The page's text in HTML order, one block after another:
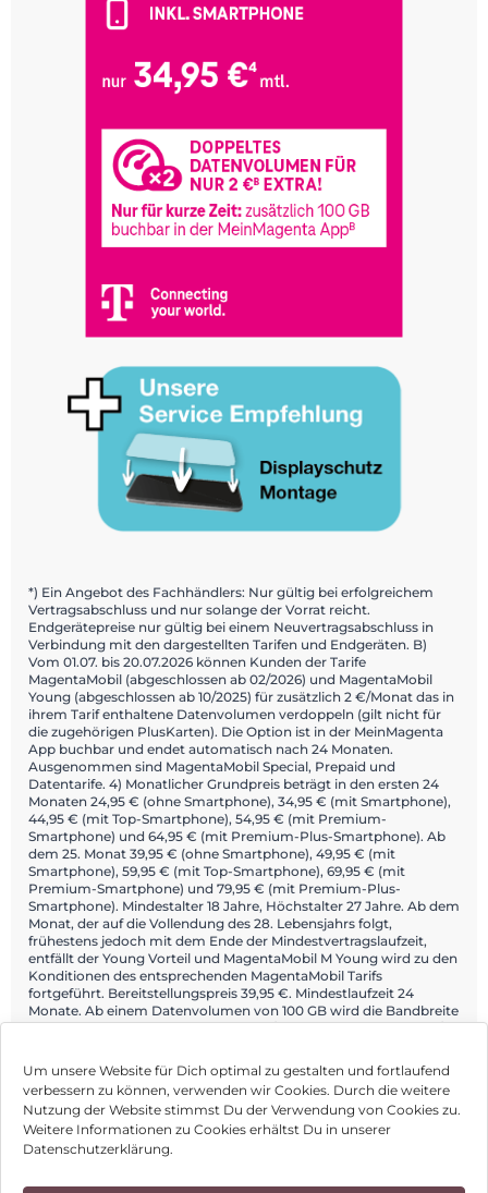
Um unsere Website für Dich optimal zu gestalten und fortlaufend
verbessern zu können, verwenden wir Cookies. Durch die weitere
Nutzung der Website stimmst Du der Verwendung von Cookies zu.
Weitere Informationen zu Cookies erhältst Du in unserer
Datenschutzerklärung.
*) Ein Angebot des Fachhändlers: Nur gültig bei erfolgreichem
Vertragsabschluss und nur solange der Vorrat reicht.
Endgerätepreise nur gültig bei einem Neuvertragsabschluss in
Verbindung mit den dargestellten Tarifen und Endgeräten. B)
Vom 01.07. bis 20.07.2026 können Kunden der Tarife
MagentaMobil (abgeschlossen ab 02/2026) und MagentaMobil
Young (abgeschlossen ab 10/2025) für zusätzlich 2 €/Monat das in
ihrem Tarif enthaltene Datenvolumen verdoppeln (gilt nicht für
die zugehörigen PlusKarten). Die Option ist in der MeinMagenta
App buchbar und endet automatisch nach 24 Monaten.
Ausgenommen sind MagentaMobil Special, Prepaid und
Datentarife. 4) Monatlicher Grundpreis beträgt in den ersten 24
Monaten 24,95 € (ohne Smartphone), 34,95 € (mit Smartphone),
44,95 € (mit Top-Smartphone), 54,95 € (mit Premium-
Smartphone) und 64,95 € (mit Premium-Plus-Smartphone). Ab
dem 25. Monat 39,95 € (ohne Smartphone), 49,95 € (mit
Smartphone), 59,95 € (mit Top-Smartphone), 69,95 € (mit
Premium-Smartphone) und 79,95 € (mit Premium-Plus-
Smartphone). Mindestalter 18 Jahre, Höchstalter 27 Jahre. Ab dem
Monat, der auf die Vollendung des 28. Lebensjahrs folgt,
frühestens jedoch mit dem Ende der Mindestvertragslaufzeit,
entfällt der Young Vorteil und MagentaMobil M Young wird zu den
Konditionen des entsprechenden MagentaMobil Tarifs
fortgeführt. Bereitstellungspreis 39,95 €. Mindestlaufzeit 24
Monate. Ab einem Datenvolumen von 100 GB wird die Bandbreite
im jeweiligen Monat auf max. 64 KBit/s (Download) und 16 KBit/s
Impressum